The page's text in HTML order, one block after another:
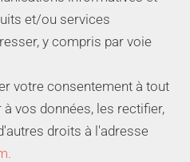
et/ou services
y compris par voie
votre consentement à tout
vos données, les rectifier,
droits à l'adresse